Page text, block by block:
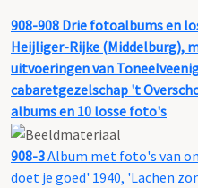
908-908 Drie fotoalbums en
Heijliger-Rijke (Middelburg),
uitvoeringen van
cabaretgezelschap 't
albums en 10 losse foto's
908-3Album met foto's van
doet je goed' 1940, 'Lachen